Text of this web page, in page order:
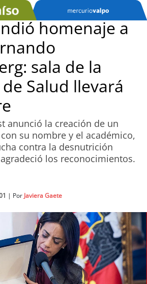
homenaje a
sala de la
Salud llevará
anunció la creación de un
su nombre y el académico,
contra la desnutrición
los reconocimientos.
| Por Javiera Gaete